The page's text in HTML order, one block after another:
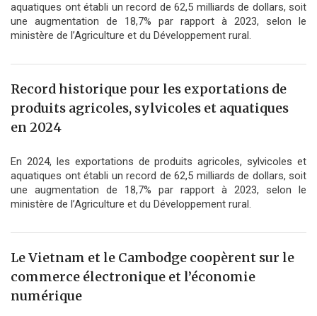
aquatiques ont établi un record de 62,5 milliards de dollars, soit
une augmentation de 18,7% par rapport à 2023, selon le
ministère de l’Agriculture et du Développement rural.
Record historique pour les exportations de
produits agricoles, sylvicoles et aquatiques
en 2024
En 2024, les exportations de produits agricoles, sylvicoles et
aquatiques ont établi un record de 62,5 milliards de dollars, soit
une augmentation de 18,7% par rapport à 2023, selon le
ministère de l’Agriculture et du Développement rural.
Le Vietnam et le Cambodge coopèrent sur le
commerce électronique et l’économie
numérique